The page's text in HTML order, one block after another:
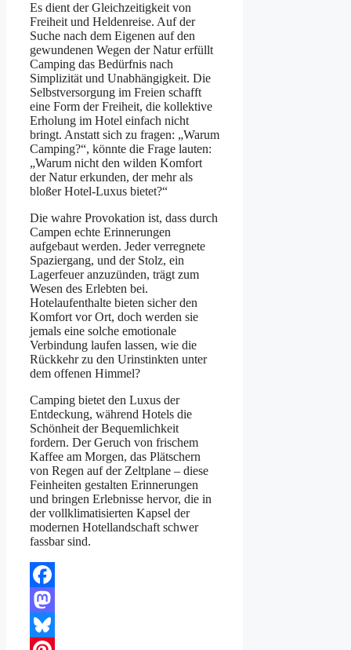
Es dient der Gleichzeitigkeit von
Freiheit und Heldenreise. Auf der
Suche nach dem Eigenen auf den
gewundenen Wegen der Natur erfüllt
Camping das Bedürfnis nach
Simplizität und Unabhängigkeit. Die
Selbstversorgung im Freien schafft
eine Form der Freiheit, die kollektive
Erholung im Hotel einfach nicht
bringt. Anstatt sich zu fragen: „Warum
Camping?“, könnte die Frage lauten:
„Warum nicht den wilden Komfort
der Natur erkunden, der mehr als
bloßer Hotel-Luxus bietet?“
Die wahre Provokation ist, dass durch
Campen echte Erinnerungen
aufgebaut werden. Jeder verregnete
Spaziergang, und der Stolz, ein
Lagerfeuer anzuzünden, trägt zum
Wesen des Erlebten bei.
Hotelaufenthalte bieten sicher den
Komfort vor Ort, doch werden sie
jemals eine solche emotionale
Verbindung laufen lassen, wie die
Rückkehr zu den Urinstinkten unter
dem offenen Himmel?
Camping bietet den Luxus der
Entdeckung, während Hotels die
Schönheit der Bequemlichkeit
fordern. Der Geruch von frischem
Kaffee am Morgen, das Plätschern
von Regen auf der Zeltplane – diese
Feinheiten gestalten Erinnerungen
und bringen Erlebnisse hervor, die in
der vollklimatisierten Kapsel der
modernen Hotellandschaft schwer
fassbar sind.
Facebook
Mastodon